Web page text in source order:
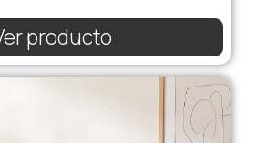
producto